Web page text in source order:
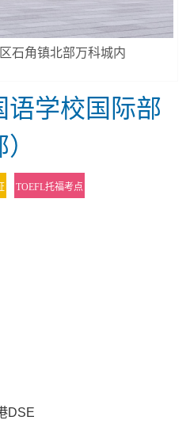
石角镇北部万科城内
语学校国际部
TOEFL托福考点
DSE